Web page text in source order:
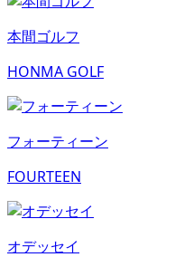
本間ゴルフ
HONMA GOLF
フォーティーン
FOURTEEN
オデッセイ